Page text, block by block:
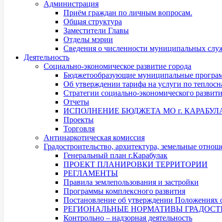
Администрация
Приём граждан по личным вопросам.
Общая структура
Заместители Главы
Отделы мэрии
Сведения о численности муниципальных
Деятельность
Социально-экономическое развитие города
Бюджетообразующие муниципальные
Об утверждении тарифа на услуги по
Стратегии социально-экономического
Отчеты
ИСПОЛНЕНИЕ БЮДЖЕТА МО г.
Проекты
Торговля
Антинаркотическая комиссия
Градостроительство, архитектура, земельные
Генеральный план г.Карабулак
ПРОЕКТ ПЛАНИРОВКИ ТЕРРИТОРИИ
РЕГЛАМЕНТЫ
Правила землепользования и застройки
Программы комплексного развития
Постановление об утверждении Положениях
РЕГИОНАЛЬНЫЕ НОРМАТИВЫ
Контрольно – надзорная деятельность